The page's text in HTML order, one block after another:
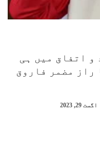
و اتفاق میں ہی
راز مضمر فاروق
اگست 29, 2023